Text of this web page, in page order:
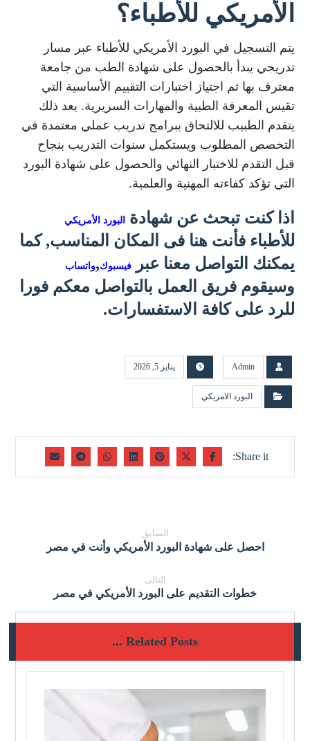
الأمريكي للأطباء؟
يتم التسجيل في البورد الأمريكي للأطباء عبر مسار
تدريجي يبدأ بالحصول على شهادة الطب من جامعة
معترف بها ثم اجتياز اختبارات التقييم الأساسية التي
تقيس المعرفة الطبية والمهارات السريرية. بعد ذلك
يتقدم الطبيب للالتحاق ببرامج تدريب عملي معتمدة في
التخصص المطلوب ويستكمل سنوات التدريب بنجاح
قبل التقدم للاختبار النهائي والحصول على شهادة البورد
التي تؤكد كفاءته المهنية والعلمية.
اذا كنت تبحث عن شهادة البورد الأمريكي
للأطباء فأنت هنا فى المكان المناسب, كما
يمكنك التواصل معنا عبرفيسبوك,واتساب
وسيقوم فريق العمل بالتواصل معكم فورا
للرد على كافة الاستفسارات.
Admin يناير 5, 2026
البورد الامريكي
السابق
احصل على شهادة البورد الأمريكي وأنت في مصر
التالى
خطوات التقديم على البورد الأمريكي في مصر
Related Posts ...